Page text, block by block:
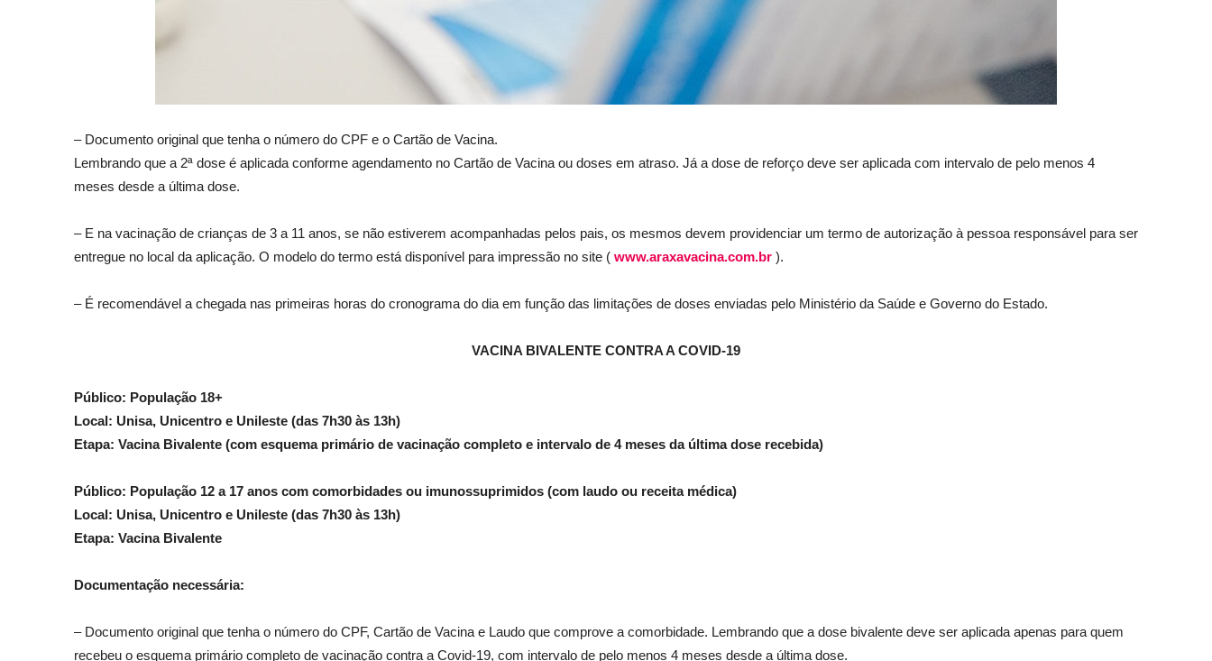
– Documento original que tenha o número do CPF e o Cartão de Vacina.
Lembrando que a 2ª dose é aplicada conforme agendamento no Cartão de Vacina ou doses em atraso. Já a dose de reforço deve ser aplicada com intervalo de pelo menos 4
meses desde a última dose.
– E na vacinação de crianças de 3 a 11 anos, se não estiverem acompanhadas pelos pais, os mesmos devem providenciar um termo de autorização à pessoa responsável para ser
entregue no local da aplicação. O modelo do termo está disponível para impressão no site ( www.araxavacina.com.br ).
– É recomendável a chegada nas primeiras horas do cronograma do dia em função das limitações de doses enviadas pelo Ministério da Saúde e Governo do Estado.
VACINA BIVALENTE CONTRA A COVID-19
Público: População 18+
Local: Unisa, Unicentro e Unileste (das 7h30 às 13h)
Etapa: Vacina Bivalente (com esquema primário de vacinação completo e intervalo de 4 meses da última dose recebida)
Público: População 12 a 17 anos com comorbidades ou imunossuprimidos (com laudo ou receita médica)
Local: Unisa, Unicentro e Unileste (das 7h30 às 13h)
Etapa: Vacina Bivalente
Documentação necessária:
– Documento original que tenha o número do CPF, Cartão de Vacina e Laudo que comprove a comorbidade. Lembrando que a dose bivalente deve ser aplicada apenas para quem
recebeu o esquema primário completo de vacinação contra a Covid-19, com intervalo de pelo menos 4 meses desde a última dose.